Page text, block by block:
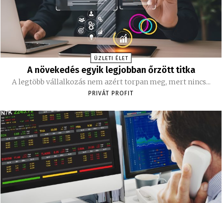
ÜZLETI ÉLET
A növekedés egyik legjobban őrzött titka
A legtöbb vállalkozás nem azért torpan meg, mert nincs...
PRIVÁT PROFIT